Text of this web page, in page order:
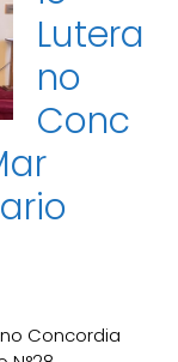
Lutera
No
Conc
Concordia